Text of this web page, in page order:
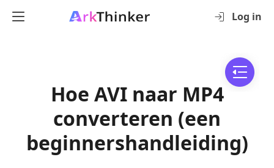
Log in
Hoe AVI naar MP4
converteren (een
beginnershandleiding)